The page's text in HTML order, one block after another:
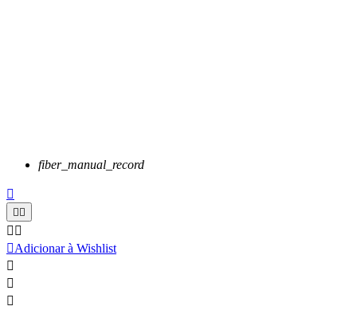
fiber_manual_record


 
Adicionar à Wishlist


